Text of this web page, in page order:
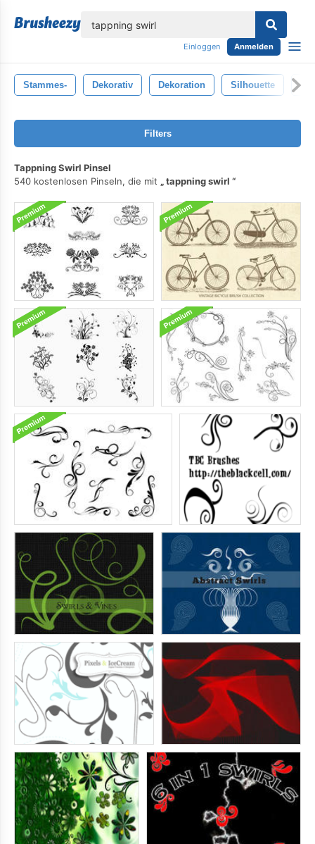
Einloggen Anmelden
Stammes- Dekorativ Dekoration Silhouette
Filters
Tappning Swirl Pinsel
540 kostenlosen Pinseln, die mit
tappning swirl